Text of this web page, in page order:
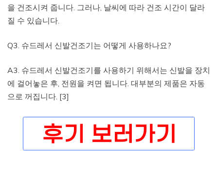
을 건조시켜 줍니다. 그러나, 날씨에 따라 건조 시간이 달라
질 수 있습니다.
Q3. 슈드레서 신발건조기는 어떻게 사용하나요?
A3. 슈드레서 신발건조기를 사용하기 위해서는 신발을 장치
에 걸어놓은 후, 전원을 켜면 됩니다. 대부분의 제품은 자동
으로 꺼집니다. [3]